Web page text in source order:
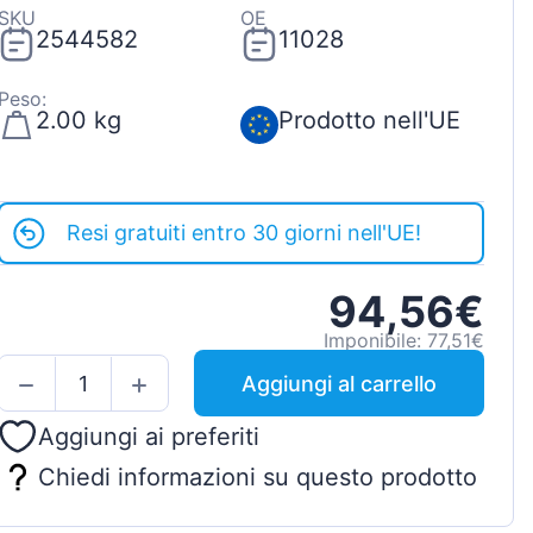
2544582
OE
11028
2.00 kg Prodotto nell'UE
Resi gratuiti entro 30 giorni nell'UE!
94,56€
Imponibile: 77,51€
Aggiungi al carrello
Aggiungi ai preferiti
Chiedi informazioni su questo prodotto